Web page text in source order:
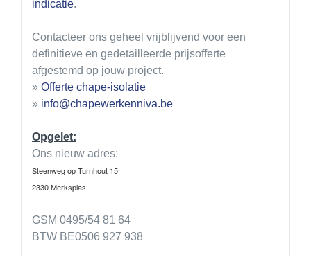
indicatie.
Contacteer ons geheel vrijblijvend voor een
definitieve en gedetailleerde prijsofferte
afgestemd op jouw project.
» Offerte chape-isolatie
» info@chapewerkenniva.be
Opgelet:
Ons nieuw adres:
Steenweg op Turnhout 15
2330 Merksplas
GSM 0495/54 81 64
BTW BE0506 927 938